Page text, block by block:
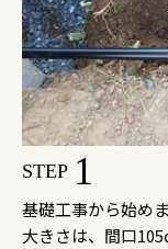
STEP 1
基礎工事から始めま
大きさは、間口